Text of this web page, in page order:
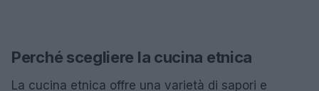
Perché scegliere la cucina etnica
La cucina etnica offre una varietà di sapori e